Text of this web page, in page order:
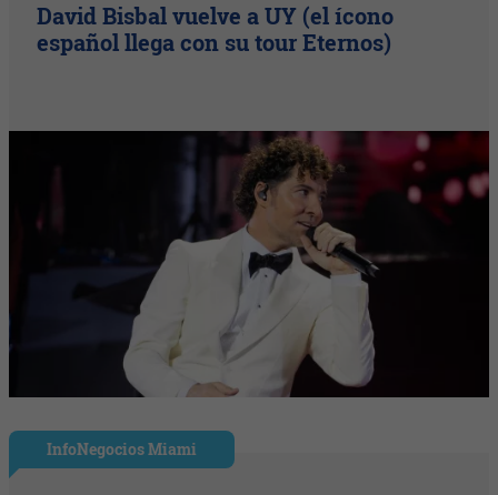
David Bisbal vuelve a UY (el ícono
español llega con su tour Eternos)
InfoNegocios Miami